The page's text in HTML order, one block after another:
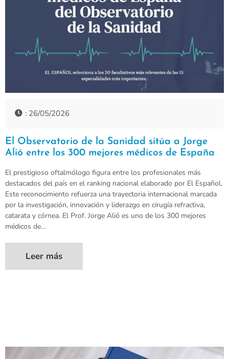
: 26/05/2026
El Observatorio de la Sanidad sitúa a Jorge
Alió entre los 300 mejores médicos de España
El prestigioso oftalmólogo figura entre los profesionales más
destacados del país en el ranking nacional elaborado por El Español.
Este reconocimiento refuerza una trayectoria internacional marcada
por la investigación, innovación y liderazgo en cirugía refractiva,
catarata y córnea. El Prof. Jorge Alió es uno de los 300 mejores
médicos de…
Leer más